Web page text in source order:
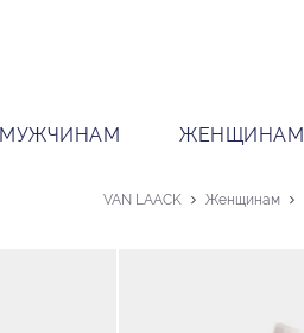
МУЖЧИНАМ ЖЕНЩИНАМ
VAN LAACK Женщинам